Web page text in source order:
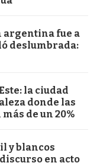
argentina fue a
deslumbrada:
la ciudad
donde las
de un 20%
y blancos
en acto